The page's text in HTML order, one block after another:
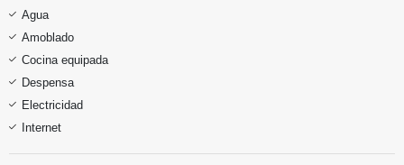
Agua
Amoblado
Cocina equipada
Despensa
Electricidad
Internet